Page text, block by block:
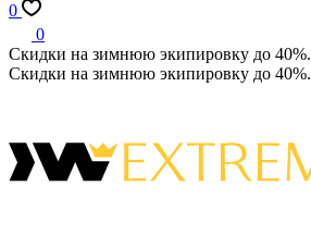
0
0
Скидки на зимнюю экипировку до 40%.
Скидки на зимнюю экипировку до 40%.